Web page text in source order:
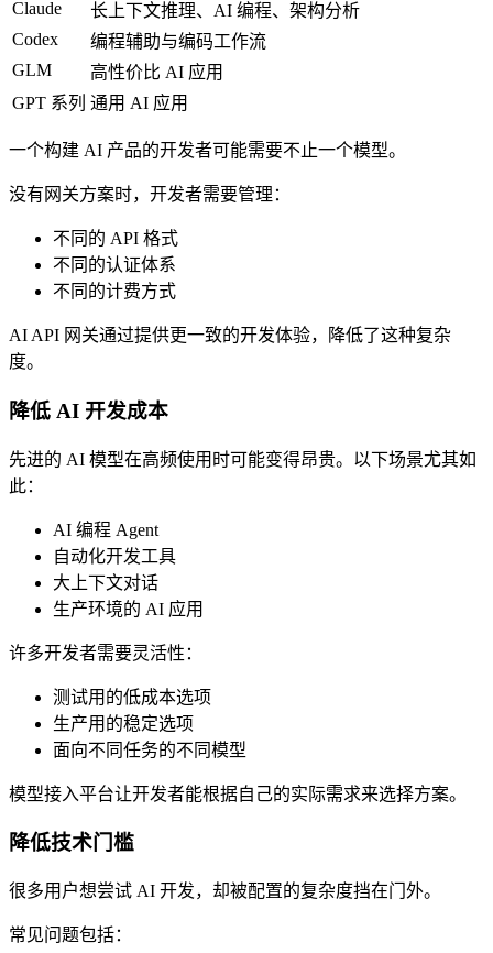
Claude
长上下文推理、AI 编程、架构分析
Codex
编程辅助与编码工作流
GLM
高性价比 AI 应用
GPT 系列 通用 AI 应用
一个构建 AI 产品的开发者可能需要不止一个模型。
没有网关方案时，开发者需要管理：
不同的 API 格式
不同的认证体系
不同的计费方式
AI API 网关通过提供更一致的开发体验，降低了这种复杂
度。
降低 AI 开发成本
先进的 AI 模型在高频使用时可能变得昂贵。以下场景尤其如
此：
AI 编程 Agent
自动化开发工具
大上下文对话
生产环境的 AI 应用
许多开发者需要灵活性：
测试用的低成本选项
生产用的稳定选项
面向不同任务的不同模型
模型接入平台让开发者能根据自己的实际需求来选择方案。
降低技术门槛
很多用户想尝试 AI 开发，却被配置的复杂度挡在门外。
常见问题包括：